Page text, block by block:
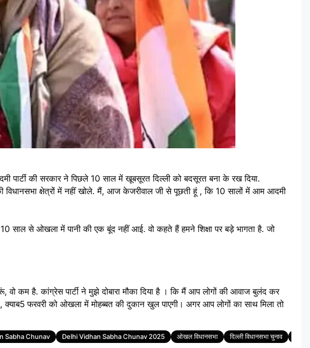
पार्टी की सरकार ने पिछले 10 साल में खूबसूरत दिल्ली को बदसूरत बना के रख दिया.
क्षेत्रों में नहीं खोले. मैं, आज केजरीवाल जी से पूछती हूं , कि 10 सालों में आम आदमी
साल से ओखला में पानी की एक बूंद नहीं आई. वो कहते हैं हमने शिक्षा पर बड़े भागता है. जो
वो कम है. कांग्रेस पार्टी ने मुझे दोबारा मौका दिया है । कि मैं आप लोगों की आवाज बुलंद कर
फरवरी को ओखला में मोहब्बत की दुकान खुल पाएगी। अगर आप लोगों का साथ मिला तो
Sabha Chunav Delhi Vidhan Sabha Chunav 2025 ओखल विधानसभा दिल्ली विधानसभा चुनाव